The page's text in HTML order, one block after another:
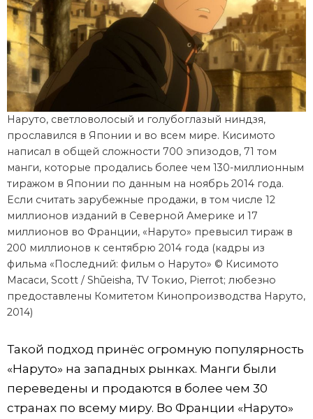
Наруто, светловолосый и голубоглазый ниндзя,
прославился в Японии и во всем мире. Кисимото
написал в общей сложности 700 эпизодов, 71 том
манги, которые продались более чем 130-миллионным
тиражом в Японии по данным на ноябрь 2014 года.
Если считать зарубежные продажи, в том числе 12
миллионов изданий в Северной Америке и 17
миллионов во Франции, «Наруто» превысил тираж в
200 миллионов к сентябрю 2014 года (кадры из
фильма «Последний: фильм о Наруто» © Кисимото
Масаси, Scott / Shūeisha, TV Токио, Pierrot; любезно
предоставлены Комитетом Кинопроизводства Наруто,
2014)
Такой подход принёс огромную популярность
«Наруто» на западных рынках. Манги были
переведены и продаются в более чем 30
странах по всему миру. Во Франции «Наруто»